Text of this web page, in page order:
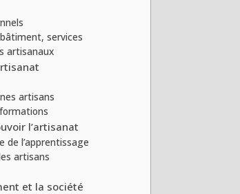
services
artisanaux
artisans
l’artisanat
de l’apprentissage
artisans
et la société